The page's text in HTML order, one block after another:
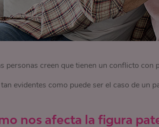
personas creen que tienen un conflicto con
evidentes como puede ser el caso de un
nos afecta la figura